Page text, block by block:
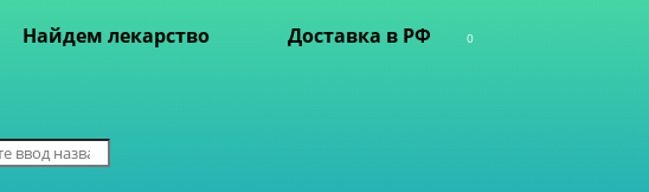
Найдем лекарство Доставка в РФ 0